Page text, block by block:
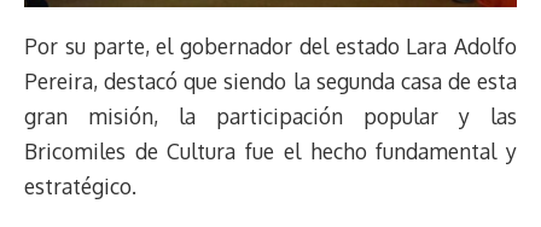
Por su parte, el gobernador del estado Lara Adolfo
Pereira, destacó que siendo la segunda casa de esta
gran misión, la participación popular y las
Bricomiles de Cultura fue el hecho fundamental y
estratégico.